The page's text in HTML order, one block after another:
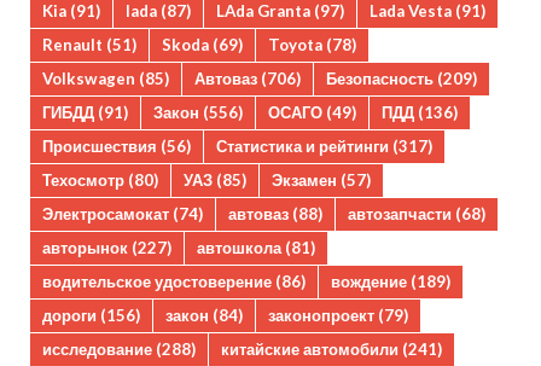
Kia (91) lada (87) LAda Granta (97) Lada Vesta (91)
Renault (51) Skoda (69) Toyota (78)
Volkswagen (85) Автоваз (706) Безопасность (209)
ГИБДД (91) Закон (556) ОСАГО (49) ПДД (136)
Происшествия (56) Статистика и рейтинги (317)
Техосмотр (80) УАЗ (85) Экзамен (57)
Электросамокат (74) автоваз (88) автозапчасти (68)
авторынок (227) автошкола(81)
водительское удостоверение (86) вождение (189)
дороги (156) закон (84) законопроект (79)
исследование (288) китайские автомобили (241)